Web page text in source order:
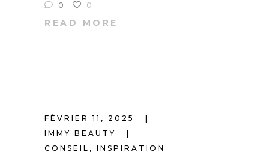
0 0
READ MORE
FÉVRIER 11, 2025
IMMY BEAUTY
CONSEIL , INSPIRATION